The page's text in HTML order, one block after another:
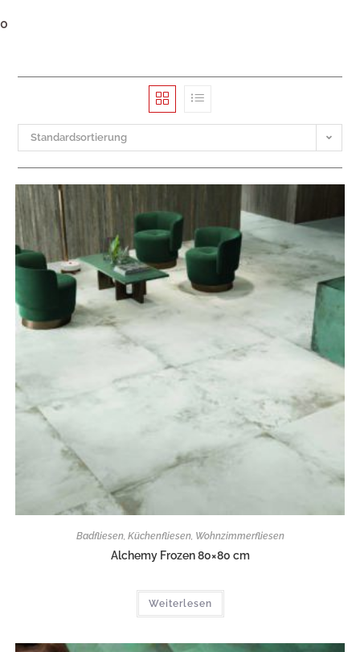
0
Standardsortierung
Badfliesen, Küchenfliesen, Wohnzimmerfliesen
Alchemy Frozen 80×80 cm
Weiterlesen